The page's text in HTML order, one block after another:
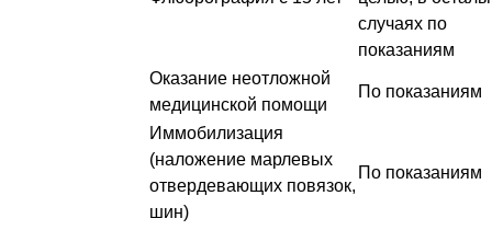
случаях по
показаниям
Оказание неотложной
медицинской помощи
По показаниям
Иммобилизация
(наложение марлевых
отвердевающих повязок,
шин)
По показаниям